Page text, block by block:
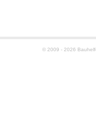
© 2009 - 2026